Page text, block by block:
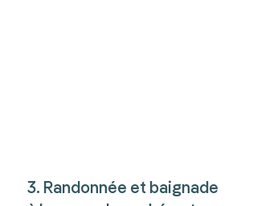
3. Randonnée et baignade